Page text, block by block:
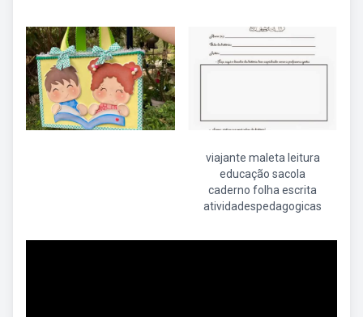
viajante maleta leitura
educação sacola
caderno folha escrita
atividadespedagogicas